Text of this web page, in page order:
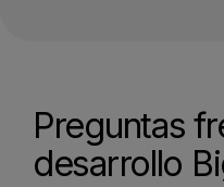
Preguntas
desarrollo